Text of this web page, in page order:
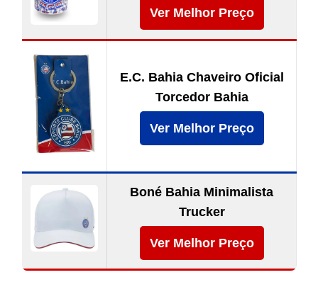
Ver Melhor Preço
E.C. Bahia Chaveiro Oficial
Torcedor Bahia
Ver Melhor Preço
Boné Bahia Minimalista
Trucker
Ver Melhor Preço